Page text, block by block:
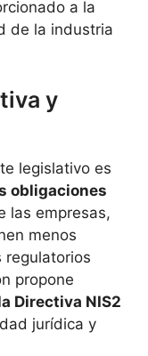
a la
de la industria
y
legislativo es
obligaciones
las empresas,
menos
regulatorios
propone
Directiva NIS2
jurídica y